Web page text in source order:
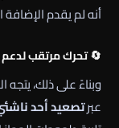
أنه لم يقدم
🔄 تحرك مرتقب لدعم
وبناءً على ذلك، يتجه
عبرتصعيد أحد